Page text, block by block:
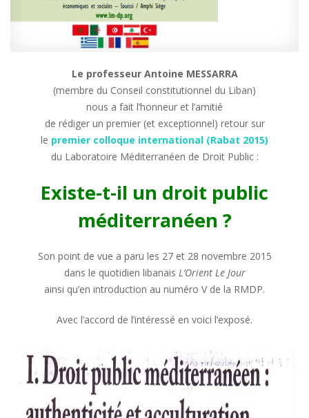
Le professeur Antoine MESSARRA
(membre du Conseil constitutionnel du Liban)
nous a fait l’honneur et l’amitié
de rédiger un premier (et exceptionnel) retour sur
le premier colloque international (Rabat 2015)
du Laboratoire Méditerranéen de Droit Public :
Existe-t-il un droit public
méditerranéen ?
Son point de vue a paru les 27 et 28 novembre 2015
dans le quotidien libanais L’Orient Le Jour
ainsi qu’en introduction au numéro V de la RMDP.
Avec l’accord de l’intéressé en voici l’exposé.